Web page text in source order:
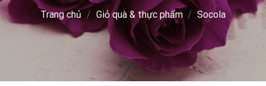
Trang chủ / Giỏ quà & thực phẩm / Socola